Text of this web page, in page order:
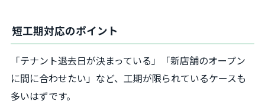
短工期対応のポイント
「テナント退去日が決まっている」「新店舗のオープン
に間に合わせたい」など、工期が限られているケースも
多いはずです。